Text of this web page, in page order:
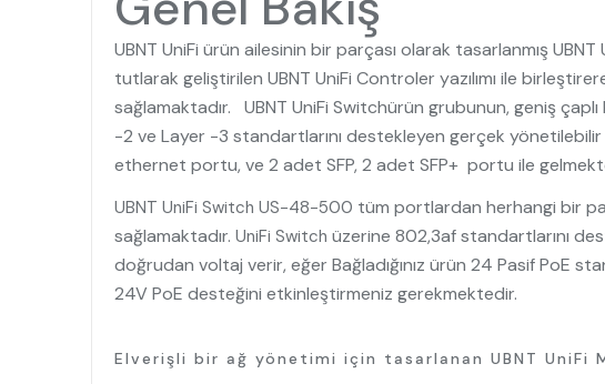
UBNT UniFi ürün ailesinin bir parçası olarak tasarlanmış
tutlarak geliştirilen UBNT UniFi Controler yazılımı ile
sağlamaktadır. UBNT UniFi Switchürün grubunun, geniş
-2 ve Layer -3 standartlarını destekleyen gerçek
ethernet portu, ve 2 adet SFP, 2 adet SFP+ portu ile
UBNT UniFi Switch US-48-500 tüm portlardan herhangi bir
sağlamaktadır.UniFi Switchüzerine 802,3af standartlarını
doğrudan voltaj verir, eğer Bağladığınız ürün 24 Pasif PoE
24V PoE desteğini etkinleştirmeniz gerekmektedir.
Elverişli bir ağ yönetimi için tasarlanan UBNT UniFi